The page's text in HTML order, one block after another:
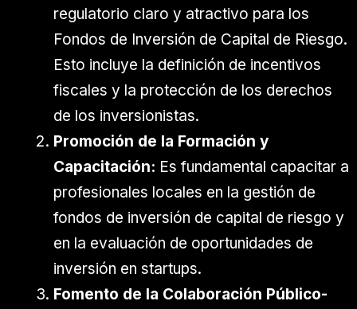
regulatorio claro y atractivo para los
Fondos de Inversión de Capital de Riesgo.
Esto incluye la definición de incentivos
fiscales y la protección de los derechos
de los inversionistas.
Promoción de la Formación y
Capacitación: Es fundamental capacitar a
profesionales locales en la gestión de
fondos de inversión de capital de riesgo y
en la evaluación de oportunidades de
inversión en startups.
Fomento de la Colaboración Público-